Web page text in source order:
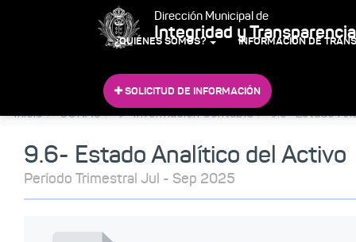
Dirección Municipal de
Integridad y Transparencia
¿QUIÉNES SOMOS? INFORMACIÓN DE
SOLICITUD DE INFORMACIÓN
Inicio CONAC 9- Información Contable 9.6- Estado
9.6- Estado Analítico del Activo
Período Trimestral Jul - Sep 2025